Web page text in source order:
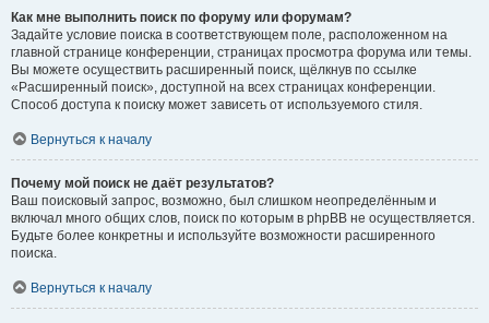
Как мне выполнить поиск по форуму или форумам?
Задайте условие поиска в соответствующем поле, расположенном на
главной странице конференции, страницах просмотра форума или темы.
Вы можете осуществить расширенный поиск, щёлкнув по ссылке
«Расширенный поиск», доступной на всех страницах конференции.
Способ доступа к поиску может зависеть от используемого стиля.
Вернуться к началу
Почему мой поиск не даёт результатов?
Ваш поисковый запрос, возможно, был слишком неопределённым и
включал много общих слов, поиск по которым в phpBB не осуществляется.
Будьте более конкретны и используйте возможности расширенного
поиска.
Вернуться к началу